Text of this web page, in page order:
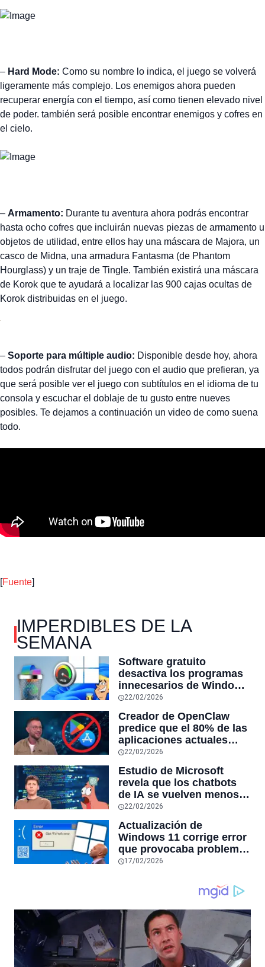
– Hard Mode: Como su nombre lo indica, el juego se volverá
ligeramente más complejo. Los enemigos ahora pueden
recuperar energía con el tiempo, así como tienen elevado nivel
de poder. también será posible encontrar enemigos y cofres en
el cielo.
– Armamento: Durante tu aventura ahora podrás encontrar
hasta ocho cofres que incluirán nuevas piezas de armamento u
objetos de utilidad, entre ellos hay una máscara de Majora, un
casco de Midna, una armadura Fantasma (de Phantom
Hourglass) y un traje de Tingle. También existirá una máscara
de Korok que te ayudará a localizar las 900 cajas ocultas de
Korok distribuidas en el juego.
– Soporte para múltiple audio: Disponible desde hoy, ahora
todos podrán disfrutar del juego con el audio que prefieran, ya
que será posible ver el juego con subtítulos en el idioma de tu
consola y escuchar el doblaje de tu gusto entre nueves
posibles. Te dejamos a continuación un video de como suena
todo.
[Fuente]
IMPERDIBLES DE LA
SEMANA
Software gratuito
desactiva los programas
innecesarios de Windows
11 y optimiza el PC,
reduciendo el uso de la
RAM y mucho más
22/02/2026
Creador de OpenClaw
predice que el 80% de las
aplicaciones actuales
desaparecerán en el
futuro: “Solo sobrevivirán
las aplicaciones con
sensores únicos o
conexiones especiales a
hardware
22/02/2026
Estudio de Microsoft
revela que los chatbots
de IA se vuelven menos
confiables mientras más
tiempo hablas con ellos:
la falta de confiabilidad
sube un 112%
22/02/2026
Actualización de
Windows 11 corrige error
que provocaba problemas
al jugar en PC: los
producían desde 2023
17/02/2026